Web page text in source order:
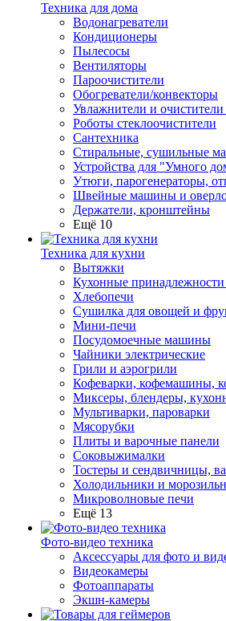
Техника для дома
Водонагреватели
Кондиционеры
Пылесосы
Вентиляторы
Пароочистители
Обогреватели/конвекторы
Увлажнители и очистители
Роботы стеклоочистители
Сантехника
Стиральные, сушильные
Устройства для "Умного
Утюги, парогенераторы,
Швейные машины и
Держатели, кронштейны
Ещё 10
Техника для кухни
Вытяжки
Кухонные принадлежности
Хлебопечи
Сушилка для овощей и
Мини-печи
Посудомоечные машины
Чайники электрические
Грили и аэрогрили
Кофеварки, кофемашины,
Миксеры, блендеры,
Мультиварки, пароварки
Мясорубки
Плиты и варочные панели
Соковыжималки
Тостеры и сендвичницы,
Холодильники и
Микроволновые печи
Ещё 13
Фото-видео техника
Аксессуары для фото и
Видеокамеры
Фотоаппараты
Экшн-камеры